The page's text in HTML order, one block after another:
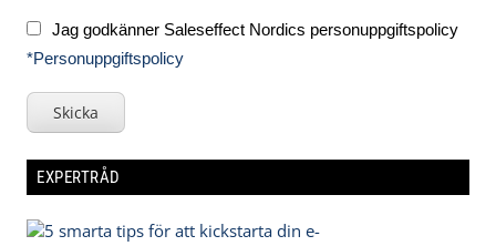
Jag godkänner Saleseffect Nordics personuppgiftspolicy
*Personuppgiftspolicy
Skicka
EXPERTRÅD